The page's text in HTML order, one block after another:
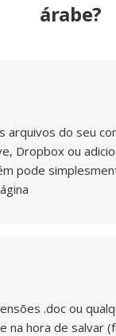
árabe?
arquivos do seu
Dropbox ou
pode
.doc ou
na hora de salvar